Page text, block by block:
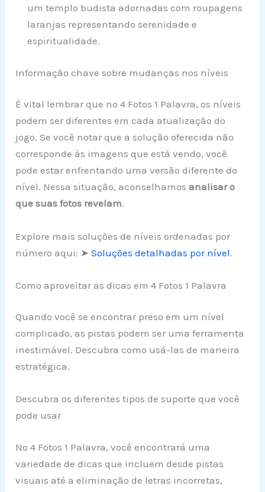
um templo budista adornadas com roupagens
laranjas representando serenidade e
espiritualidade.
Informação chave sobre mudanças nos níveis
É vital lembrar que no 4 Fotos 1 Palavra, os níveis
podem ser diferentes em cada atualização do
jogo. Se você notar que a solução oferecida não
corresponde às imagens que está vendo, você
pode estar enfrentando uma versão diferente do
nível. Nessa situação, aconselhamosanalisar o
que suas fotos revelam.
Explore mais soluções de níveis ordenadas por
número aqui: ➤Soluções detalhadas por nível.
Como aproveitar as dicas em 4 Fotos 1 Palavra
Quando você se encontrar preso em um nível
complicado, as pistas podem ser uma ferramenta
inestimável. Descubra como usá-las de maneira
estratégica.
Descubra os diferentes tipos de suporte que você
pode usar
No 4 Fotos 1 Palavra, você encontrará uma
variedade de dicas que incluem desde pistas
visuais até a eliminação de letras incorretas,